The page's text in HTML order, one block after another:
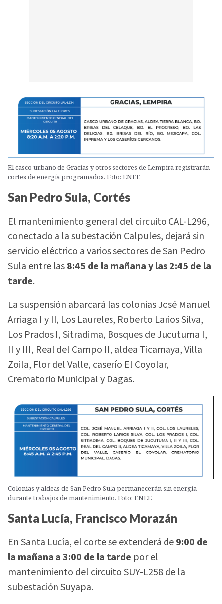
El casco urbano de Gracias y otros sectores de Lempira registrarán
cortes de energía programados. Foto: ENEE
San Pedro Sula, Cortés
El mantenimiento general del circuito CAL-L296,
conectado a la subestación Calpules, dejará sin
servicio eléctrico a varios sectores de San Pedro
Sula entre las8:45 de la mañana y las 2:45 de la
tarde.
La suspensión abarcará las colonias José Manuel
Arriaga I y II, Los Laureles, Roberto Larios Silva,
Los Prados I, Sitradima, Bosques de Jucutuma I,
II y III, Real del Campo II, aldea Ticamaya, Villa
Zoila, Flor del Valle, caserío El Coyolar,
Crematorio Municipal y Dagas.
Colonias y aldeas de San Pedro Sula permanecerán sin energía
durante trabajos de mantenimiento. Foto: ENEE
Santa Lucía, Francisco Morazán
En Santa Lucía, el corte se extenderá de9:00 de
la mañana a 3:00 de la tarde por el
mantenimiento del circuito SUY-L258 de la
subestación Suyapa.